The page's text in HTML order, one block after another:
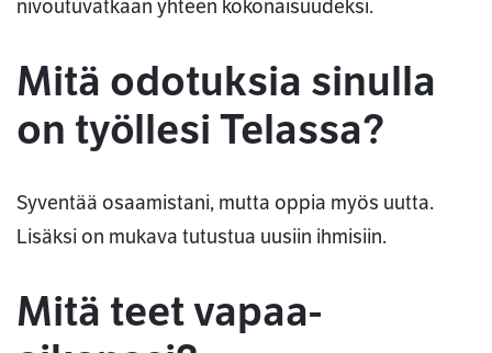
nivoutuvatkaan yhteen kokonaisuudeksi.
Mitä odotuksia sinulla
on työllesi Telassa?
Syventää osaamistani, mutta oppia myös uutta.
Lisäksi on mukava tutustua uusiin ihmisiin.
Mitä teet vapaa-